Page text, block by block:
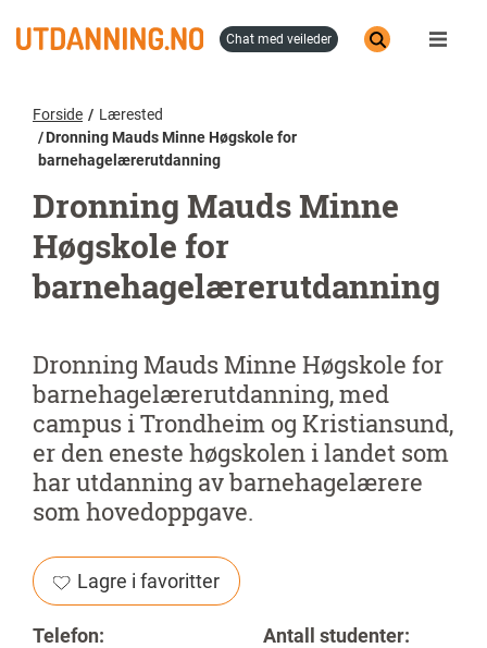
til
chat med veileder
Forside
Lærested
Dronning Mauds Minne Høgskole for
barnehagelærerutdanning
Dronning Mauds Minne
Høgskole for
barnehagelærerutdanning
Dronning Mauds Minne Høgskole for
barnehagelærerutdanning, med
campus i Trondheim og Kristiansund,
er den eneste høgskolen i landet som
har utdanning av barnehagelærere
som hovedoppgave.
Lagre i favoritter
Telefon:
Antall studenter: